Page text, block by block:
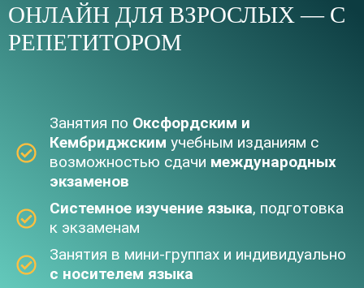
ОНЛАЙН ДЛЯ ВЗРОСЛЫХ — С
РЕПЕТИТОРОМ​
Занятия по Оксфордским и
Кембриджскимучебным изданиям с
возможностью сдачи международных
экзаменов
Системное изучение языка, подготовка
к экзаменам
Занятия в мини-группах и индивидуально
с носителем языка